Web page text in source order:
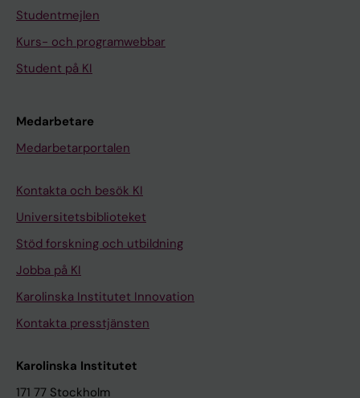
Studentmejlen
Kurs- och programwebbar
Student på KI
Medarbetare
Medarbetarportalen
Kontakta och besök KI
Universitetsbiblioteket
Stöd forskning och utbildning
Jobba på KI
Karolinska Institutet Innovation
Kontakta presstjänsten
Karolinska Institutet
171 77 Stockholm